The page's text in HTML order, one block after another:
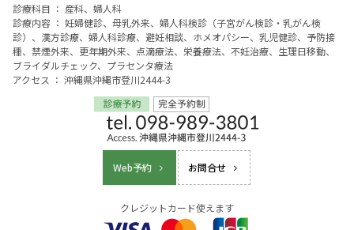
診療科目 ： 産科、婦人科
診療内容 ： 妊婦健診、母乳外来、婦人科検診（子宮がん検診・乳がん検
診）、漢方診療、婦人科診療、避妊相談、ホメオパシー、乳児健診、予防接
種、禁煙外来、更年期外来、点滴療法、栄養療法、不妊治療、生理日移動、
ブライダルチェック、プラセンタ療法
アクセス ： 沖縄県沖縄市登川2444-3
Web予約 お問合せ
クレジットカード使えます